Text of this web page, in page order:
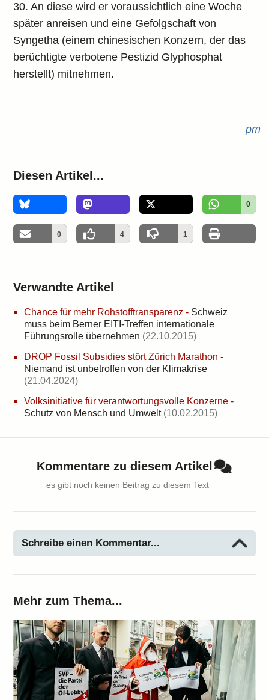
30. An diese wird er voraussichtlich eine Woche
später anreisen und eine Gefolgschaft von
Syngetha (einem chinesischen Konzern, der das
berüchtigte verbotene Pestizid Glyphosphat
herstellt) mitnehmen.
pm
Diesen Artikel...
0
0 4 1
Verwandte Artikel
Chance für mehr Rohstofftransparenz - Schweiz
muss beim Berner EITI-Treffen internationale
Führungsrolle übernehmen (22.10.2015)
DROP Fossil Subsidies stört Zürich Marathon -
Niemand ist unbetroffen von der Klimakrise
(21.04.2024)
Volksinitiative für verantwortungsvolle Konzerne -
Schutz von Mensch und Umwelt (10.02.2015)
Kommentare zu diesem Artikel
es gibt noch keinen Beitrag zu diesem Text
Schreibe einen Kommentar...
Mehr zum Thema...